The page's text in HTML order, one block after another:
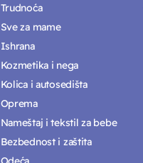
Trudnoća
Sve za mame
Ishrana
Kozmetika i nega
Kolica i autosedišta
Oprema
Nameštaj i tekstil za bebe
Bezbednost i zaštita